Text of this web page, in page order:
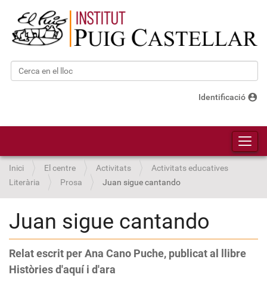
Cerca
Identificació account_circle
Inici El centre Activitats
Activitats educatives
Literària
Prosa Juan sigue cantando
Juan sigue cantando
Relat escrit per Ana Cano Puche, publicat al llibre
Històries d'aquí i d'ara